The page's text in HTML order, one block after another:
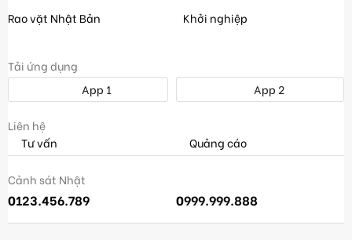
Rao vặt Nhật Bản
Khởi nghiệp
Tải ứng dụng
App 1
App 2
Liên hệ
Tư vấn
Quảng cáo
Cảnh sát Nhật
0123.456.789 0999.999.888